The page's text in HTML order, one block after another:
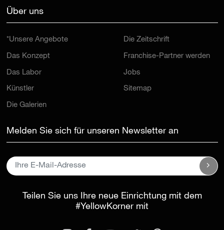
Über uns
*Unsere Angebote
Das Konzept
Das Labor
Künstler
Die Galerien
Die Zeitschrift
Franchise-Partner werden
Jobs
Sitemap
Melden Sie sich für unseren Newsletter an
Teilen Sie uns Ihre neue Einrichtung mit dem
#YellowKorner mit